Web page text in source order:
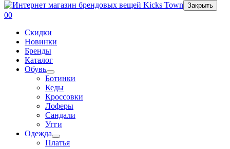
Закрыть
00
Скидки
Новинки
Бренды
Каталог
Обувь
Ботинки
Кеды
Кроссовки
Лоферы
Сандали
Угги
Одежда
Платья